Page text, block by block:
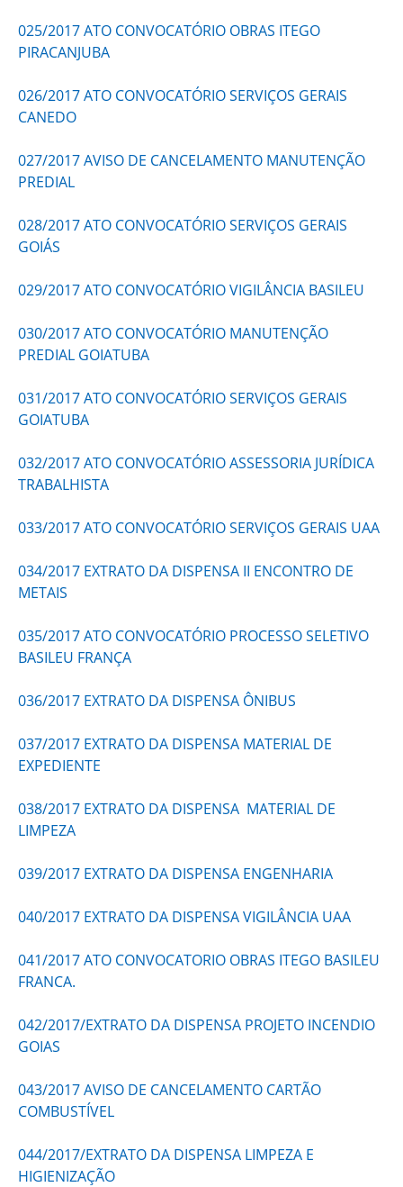
025/2017 ATO CONVOCATÓRIO OBRAS ITEGO
PIRACANJUBA
026/2017 ATO CONVOCATÓRIO SERVIÇOS GERAIS
CANEDO
027/2017 AVISO DE CANCELAMENTO MANUTENÇÃO
PREDIAL
028/2017 ATO CONVOCATÓRIO SERVIÇOS GERAIS
GOIÁS
029/2017 ATO CONVOCATÓRIO VIGILÂNCIA BASILEU
030/2017 ATO CONVOCATÓRIO MANUTENÇÃO
PREDIAL GOIATUBA
031/2017 ATO CONVOCATÓRIO SERVIÇOS GERAIS
GOIATUBA
032/2017 ATO CONVOCATÓRIO ASSESSORIA JURÍDICA
TRABALHISTA
033/2017 ATO CONVOCATÓRIO SERVIÇOS GERAIS UAA
034/2017 EXTRATO DA DISPENSA II ENCONTRO DE
METAIS
035/2017 ATO CONVOCATÓRIO PROCESSO SELETIVO
BASILEU FRANÇA
036/2017 EXTRATO DA DISPENSA ÔNIBUS
037/2017 EXTRATO DA DISPENSA MATERIAL DE
EXPEDIENTE
038/2017 EXTRATO DA DISPENSA MATERIAL DE
LIMPEZA
039/2017 EXTRATO DA DISPENSA ENGENHARIA
040/2017 EXTRATO DA DISPENSA VIGILÂNCIA UAA
041/2017 ATO CONVOCATORIO OBRAS ITEGO BASILEU
FRANCA.
042/2017/EXTRATO DA DISPENSA PROJETO INCENDIO
GOIAS
043/2017 AVISO DE CANCELAMENTO CARTÃO
COMBUSTÍVEL
044/2017/EXTRATO DA DISPENSA LIMPEZA E
HIGIENIZAÇÃO